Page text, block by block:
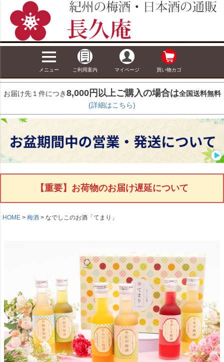
メニュー ご利用案内 マイページ 買い物カゴ
お届け先１件につき8,000円以上ご購入の場合は全国送料無料
(詳細はこちら)
【重要】お荷物のお届け遅延について
HOME 梅酒 なでしこのお酒「てまり」